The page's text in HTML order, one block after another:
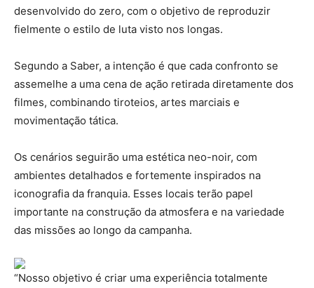
desenvolvido do zero, com o objetivo de reproduzir
fielmente o estilo de luta visto nos longas.
Segundo a Saber, a intenção é que cada confronto se
assemelhe a uma cena de ação retirada diretamente dos
filmes, combinando tiroteios, artes marciais e
movimentação tática.
Os cenários seguirão uma estética neo-noir, com
ambientes detalhados e fortemente inspirados na
iconografia da franquia. Esses locais terão papel
importante na construção da atmosfera e na variedade
das missões ao longo da campanha.
“Nosso objetivo é criar uma experiência totalmente